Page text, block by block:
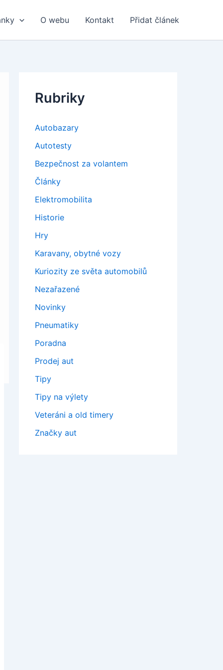
O webu Kontakt Přidat článek
Rubriky
Autobazary
Autotesty
Bezpečnost za volantem
Články
Elektromobilita
Historie
Hry
Karavany, obytné vozy
Kuriozity ze světa automobilů
Nezařazené
Novinky
Pneumatiky
Poradna
Prodej aut
Tipy
Tipy na výlety
Veteráni a old timery
Značky aut